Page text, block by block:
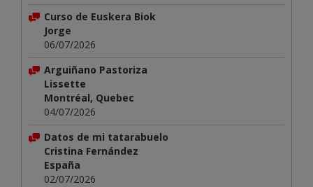
Curso de Euskera Biok
Jorge
06/07/2026
Arguiñano Pastoriza
Lissette
Montréal, Quebec
04/07/2026
Datos de mi tatarabuelo
Cristina Fernández
España
02/07/2026